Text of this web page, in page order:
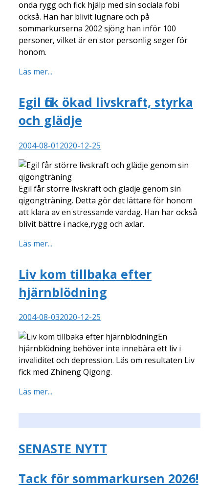
onda rygg och fick hjälp med sin sociala fobi
också. Han har blivit lugnare och på
sommarkurserna 2002 sjöng han inför 100
personer, vilket är en stor personlig seger för
honom.
Läs mer...
Egil fick ökad livskraft, styrka
och glädje
2004-08-012020-12-25
Egil får större livskraft och glädje genom sin
qigongträning. Detta gör det lättare för honom
att klara av en stressande vardag. Han har också
blivit bättre i nacke,rygg och axlar.
Läs mer...
Liv kom tillbaka efter
hjärnblödning
2004-08-032020-12-25
En
hjärnblödning behöver inte innebära ett liv i
invaliditet och depression. Läs om resultaten Liv
fick med Zhineng Qigong.
Läs mer...
SENASTE NYTT
Tack för sommarkursen 2026!